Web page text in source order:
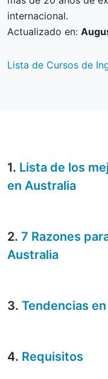
internacional.
Actualizado en:
Lista de Cursos de
1. Lista de los
en Australia
2. 7 Razones
Australia
3. Tendencias
4. Requisitos